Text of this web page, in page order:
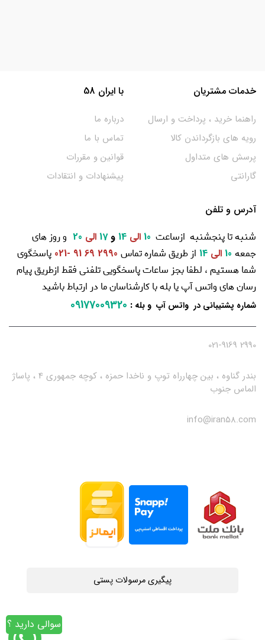
خدمات مشتریان
راهنما خرید ، پرداخت و ارسال
رویه های بازگرداندن کالا
پرسش های متداول
گارانتی
با ایران 58
درباره ما
تماس با ما
قوانین و مقررات
پیشنهادات و انتقادات
آدرس و تلفن
شنبه تا پنجشنبه ازساعت 10 الی و17 الی
و روز های
جمعه
الی از طریق شماره تماس 2990 69 91 -021
پاسخگوی
شما هستیم ، لطفا بجز ساعات پاسخگویی تلفنی فقط ازطریق پیام
رسان های واتس آپ یا بله با کارشناسان ما در ارتباط باشید
شماره پشتیبانی در واتس آپ و بله :
09177009320
2990 021-9169
بندر گناوه ، بین چهارراه توپ و ناخدا حمزه ، کوچه جمهوری 4 ، پاساژ
الماس جنوب
info@iran58.com
پیگیری مرسولات پستی
سوالی دارید ؟